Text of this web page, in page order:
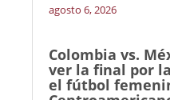
agosto 6, 2026
Colombia vs.
ver la final por
el fútbol